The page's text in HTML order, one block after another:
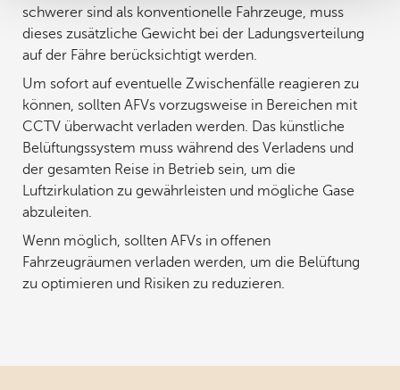
schwerer sind als konventionelle Fahrzeuge, muss
dieses zusätzliche Gewicht bei der Ladungsverteilung
auf der Fähre berücksichtigt werden.
Um sofort auf eventuelle Zwischenfälle reagieren zu
können, sollten AFVs vorzugsweise in Bereichen mit
CCTV überwacht verladen werden. Das künstliche
Belüftungssystem muss während des Verladens und
der gesamten Reise in Betrieb sein, um die
Luftzirkulation zu gewährleisten und mögliche Gase
abzuleiten.
Wenn möglich, sollten AFVs in offenen
Fahrzeugräumen verladen werden, um die Belüftung
zu optimieren und Risiken zu reduzieren.